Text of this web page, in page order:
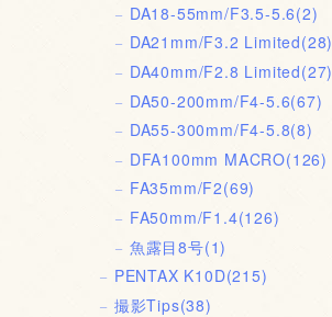
DA18-55mm/F3.5-5.6(2)
DA21mm/F3.2 Limited(28)
DA40mm/F2.8 Limited(27)
DA50-200mm/F4-5.6(67)
DA55-300mm/F4-5.8(8)
DFA100mm MACRO(126)
FA35mm/F2(69)
FA50mm/F1.4(126)
魚露目8号(1)
PENTAX K10D(215)
撮影Tips(38)